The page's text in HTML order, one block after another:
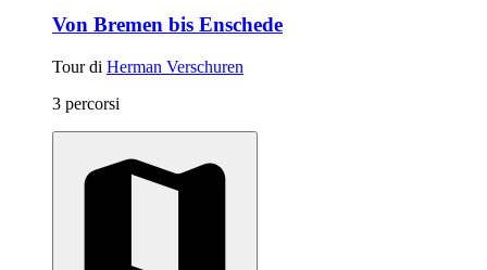
Von Bremen bis Enschede
Tour di Herman Verschuren
3 percorsi